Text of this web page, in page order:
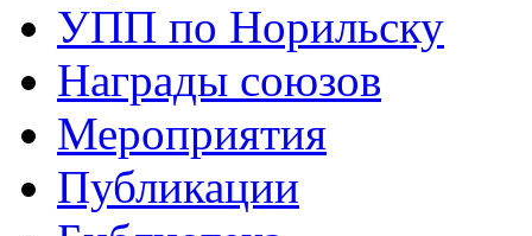
УПП по Норильску
Награды союзов
Мероприятия
Публикации